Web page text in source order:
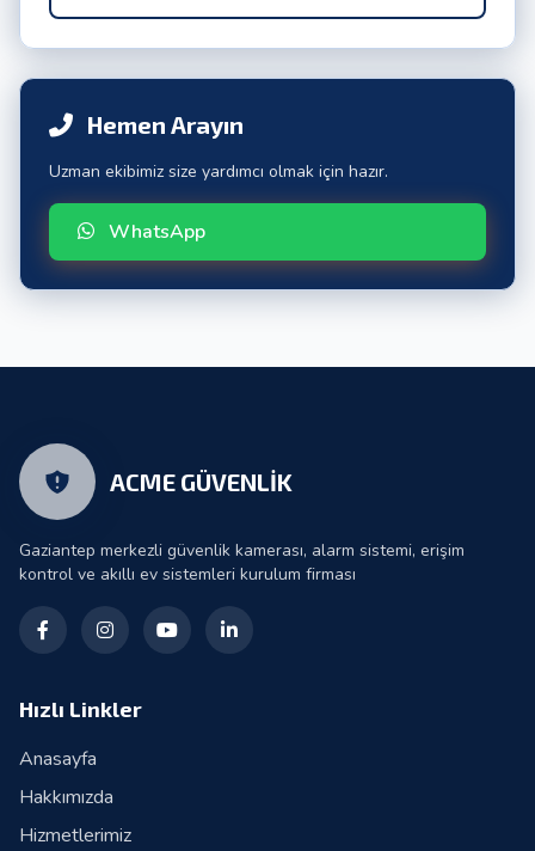
Hemen Arayın
Uzman ekibimiz size yardımcı olmak için hazır.
WhatsApp
ACME GÜVENLİK
Gaziantep merkezli güvenlik kamerası, alarm sistemi, erişim
kontrol ve akıllı ev sistemleri kurulum firması
Hızlı Linkler
Anasayfa
Hakkımızda
Hizmetlerimiz